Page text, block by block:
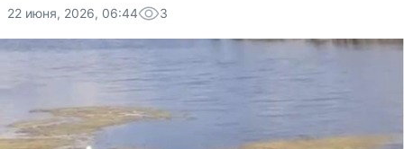
22 июня, 2026, 06:44 3